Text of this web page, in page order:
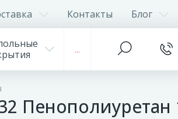
Контакты Блог
...